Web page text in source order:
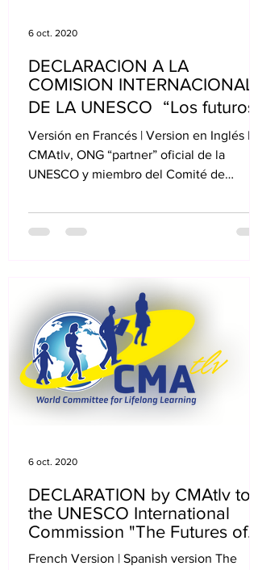
DECLARACION A LA
COMISION INTERNACIONAL
DE LA UNESCO “Los futuros
de la Educación”
Versión en Francés | Version en Inglés El
CMAtlv, ONG “partner” oficial de la
UNESCO y miembro del Comité de
6 oct. 2020
DECLARATION by CMAtlv to
the UNESCO International
Commission "The Futures of
Education"
French Version | Spanish version The
6 oct. 2020